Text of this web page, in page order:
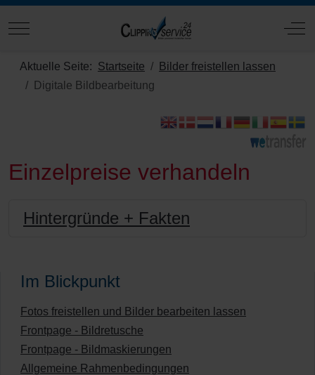
Mobile Menu Toggle Off-
Aktuelle Seite: Startseite
Bilder freistellen lassen
Digitale Bildbearbeitung
Einzelpreise verhandeln
Hintergründe + Fakten
Im Blickpunkt
Fotos freistellen und Bilder bearbeiten lassen
Frontpage - Bildretusche
Frontpage - Bildmaskierungen
Allgemeine Rahmenbedingungen